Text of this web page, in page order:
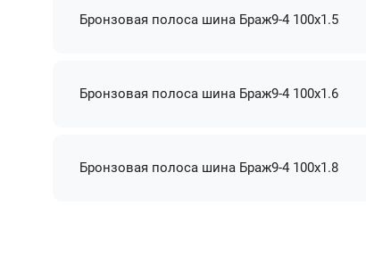
Бронзовая полоса шина Браж9-4 100х1.5
Бронзовая полоса шина Браж9-4 100х1.6
Бронзовая полоса шина Браж9-4 100х1.8